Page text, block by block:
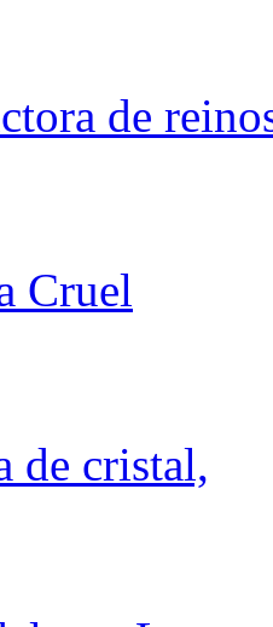
de
Cruel
de cristal,